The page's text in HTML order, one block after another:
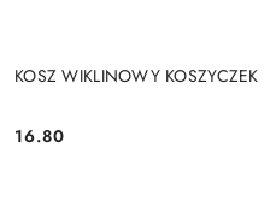
KOSZ WIKLINOWY KOSZYCZEK
Cena:
16.80